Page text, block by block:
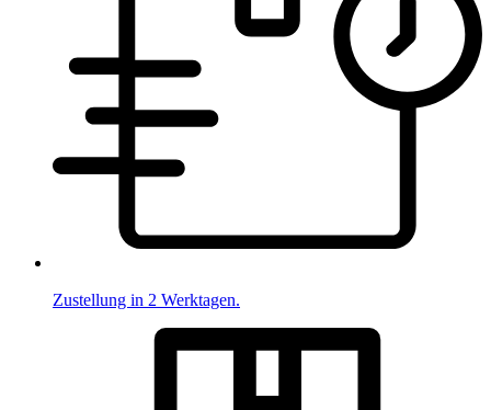
Zustellung in 2 Werktagen.